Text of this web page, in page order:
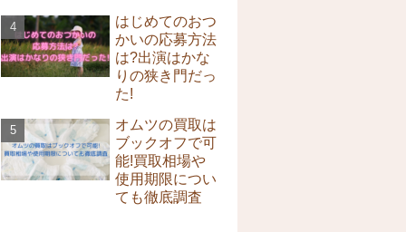
はじめてのおつ
かいの応募方法
は?出演はかな
りの狭き門だっ
た!
オムツの買取は
ブックオフで可
能!買取相場や
使用期限につい
ても徹底調査